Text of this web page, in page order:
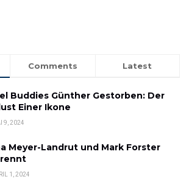
Comments Latest
Buddies Günther Gestorben: Der
Einer Ikone
9, 2024
Meyer-Landrut und Mark Forster
1, 2024